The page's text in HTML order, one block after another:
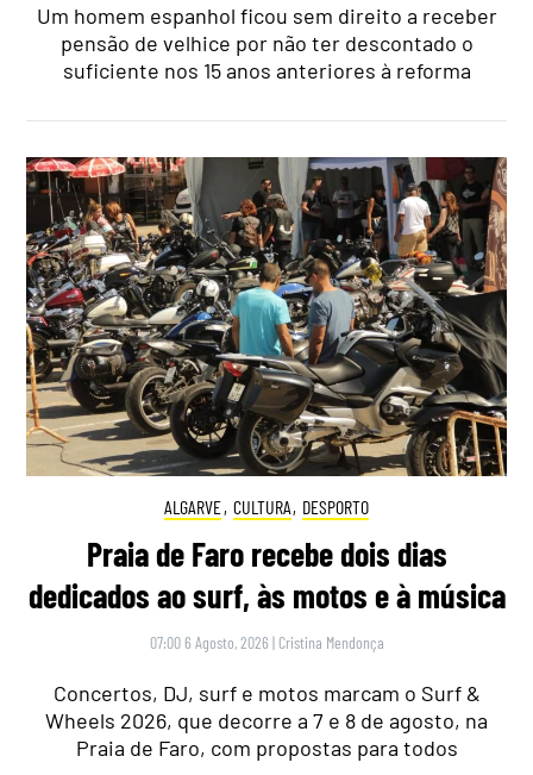
Um homem espanhol ficou sem direito a receber
pensão de velhice por não ter descontado o
suficiente nos 15 anos anteriores à reforma
ALGARVE, CULTURA, DESPORTO
Praia de Faro recebe dois dias
dedicados ao surf, às motos e à música
07:00 6 Agosto, 2026 | Cristina Mendonça
Concertos, DJ, surf e motos marcam o Surf &
Wheels 2026, que decorre a 7 e 8 de agosto, na
Praia de Faro, com propostas para todos